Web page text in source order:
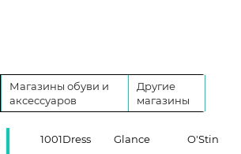
Магазины обуви и
аксессуаров
Другие
магазины
1001Dress
Glance
O'Stin